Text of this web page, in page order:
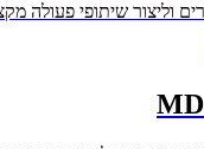
וליצור שיתופי פעולה